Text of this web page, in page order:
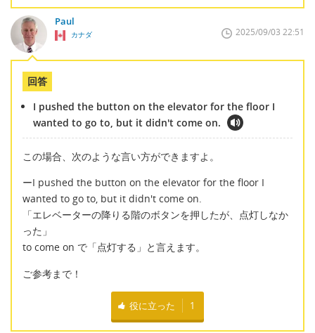
Paul
カナダ 2025/09/03 22:51
回答
I pushed the button on the elevator for the floor I
wanted to go to, but it didn't come on.
この場合、次のような言い方ができますよ。
ーI pushed the button on the elevator for the floor I
wanted to go to, but it didn't come on.
「エレベーターの降りる階のボタンを押したが、点灯しなか
った」
to come on で「点灯する」と言えます。
ご参考まで！
役に立った 1